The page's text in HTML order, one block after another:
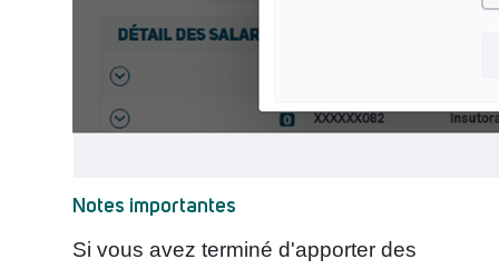
Notes importantes
Si vous avez terminé d'apporter des